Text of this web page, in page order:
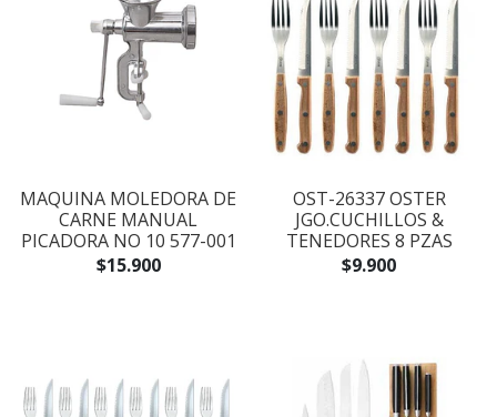
MAQUINA MOLEDORA DE
CARNE MANUAL
PICADORA NO 10 577-001
$15.900
OST-26337 OSTER
JGO.CUCHILLOS &
TENEDORES 8 PZAS
$9.900